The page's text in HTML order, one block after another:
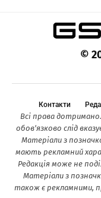
©
Контакти
Всі права
обов’язково слід
Матеріали з
мають рекламний
Редакція може не
Матеріали з
також є рекламними,